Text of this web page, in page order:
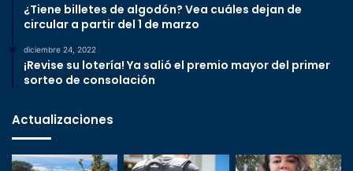
¿Tiene billetes de algodón? Vea cuáles dejan de
circular a partir del 1 de marzo
diciembre 24, 2022
¡Revise su lotería! Ya salió el premio mayor del primer
sorteo de consolación
Actualizaciones